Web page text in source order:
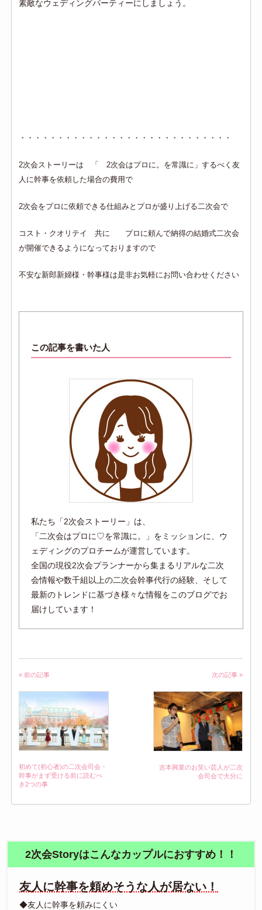
素敵なウェディングパーティーにしましょう。
・・・・・・・・・・・・・・・・・・・・・・・・・・・・
2次会ストーリーは 「 2次会はプロに。を常識に」するべく友
人に幹事を依頼した場合の費用で
2次会をプロに依頼できる仕組みとプロが盛り上げる二次会で
コスト・クオリテイ 共に プロに頼んで納得の結婚式二次会
が開催できるようになっておりますので
不安な新郎新婦様・幹事様は是非お気軽にお問い合わせください
この記事を書いた人
私たち「2次会ストーリー」は、
「二次会はプロに♡を常識に。」をミッションに、ウ
ェディングのプロチームが運営しています。
全国の現役2次会プランナーから集まるリアルな二次
会情報や数千組以上の二次会幹事代行の経験、そして
最新のトレンドに基づき様々な情報をこのブログでお
届けしています！
« 前の記事
初めて(初心者)の二次会司会・
幹事がまず受ける前に読むべ
き2つの事
次の記事 »
吉本興業のお笑い芸人が二次
会司会で大分に
2次会Storyはこんなカップルにおすすめ！！
友人に幹事を頼めそうな人が居ない！
◆友人に幹事を頼みにくい